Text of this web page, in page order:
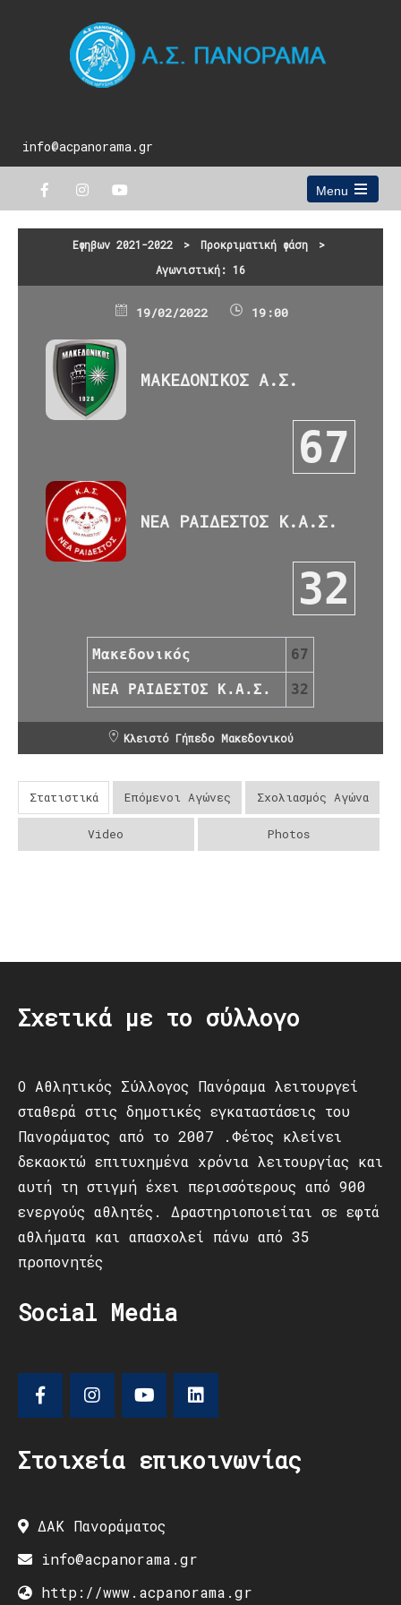
info@acpanorama.gr
Menu
Open
main
Εφηβων 2021-2022 > Προκριματική φάση
>
Αγωνιστική: 16
19/02/2022 19:00
ΜΑΚΕΔΟΝΙΚΟΣ Α.Σ.
67
ΝΕΑ ΡΑΙΔΕΣΤΟΣ Κ.Α.Σ.
32
Μακεδονικός 67
ΝΕΑ ΡΑΙΔΕΣΤΟΣ Κ.Α.Σ. 32
Κλειστό Γήπεδο Μακεδονικού
Στατιστικά Επόμενοι Αγώνες Σχολιασμός Αγώνα
Video Photos
Σχετικά με το σύλλογο
Ο Αθλητικός Σύλλογος Πανόραμα λειτουργεί
σταθερά στις δημοτικές εγκαταστάσεις του
Πανοράματος από το 2007 .Φέτος κλείνει
δεκαοκτώ επιτυχημένα χρόνια λειτουργίας και
αυτή τη στιγμή έχει περισσότερους από 900
ενεργούς αθλητές. Δραστηριοποιείται σε εφτά
αθλήματα και απασχολεί πάνω από 35
προπονητές
Social Media
Στοιχεία επικοινωνίας
ΔΑΚ Πανοράματος
info@acpanorama.gr
http://www.acpanorama.gr